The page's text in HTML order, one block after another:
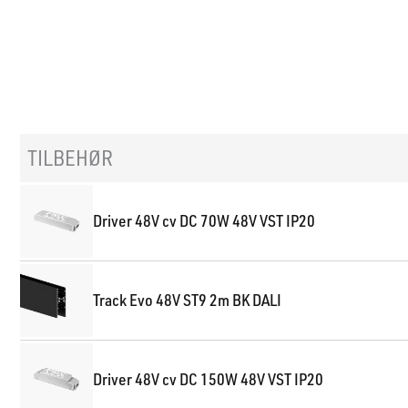
TILBEHØR
Driver 48V cv DC 70W 48V VST IP20
Track Evo 48V ST9 2m BK DALI
Driver 48V cv DC 150W 48V VST IP20